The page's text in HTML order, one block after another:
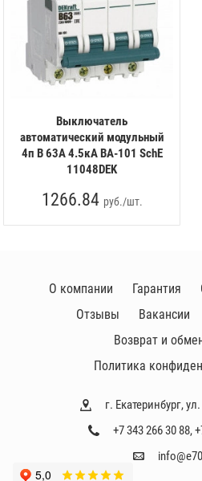
Выключатель
автоматический модульный
4п B 63А 4.5кА ВА-101 SchE
11048DEK
1266.84 руб./шт.
г. Екатеринбург,
+7 343 266 30 88,
О компании Гарантия
Отзывы
Вакансии
Возврат и
Политика